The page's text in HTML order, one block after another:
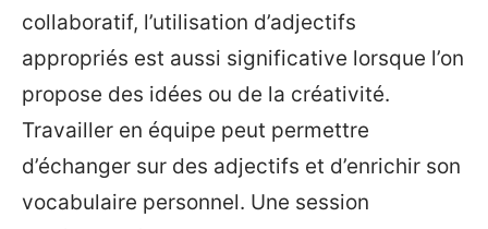
collaboratif, l’utilisation d’adjectifs
appropriés est aussi significative lorsque l’on
propose des idées ou de la créativité.
Travailler en équipe peut permettre
d’échanger sur des adjectifs et d’enrichir son
vocabulaire personnel. Une session